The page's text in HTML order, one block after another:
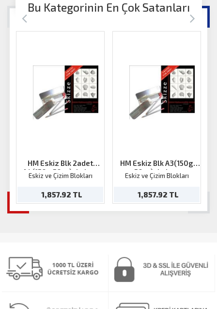
Bu Kategorinin En Çok Satanları
HM Eskiz Blk 2adet
A4(150g 50ya)+kalem
Eskiz ve Çizim Blokları
1,857.92 TL
HM Eskiz Blk A3(150g
50ya)+kalem
Eskiz ve Çizim Blokları
1,857.92 TL